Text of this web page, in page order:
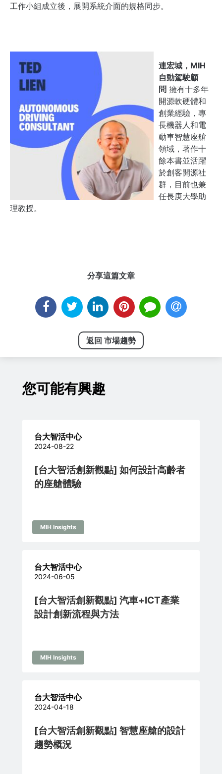
工作小組成立後， 展開系統介面的規格同步。
連宏城，MIH
自動駕駛顧
問 擁有十多年
開源軟硬體和
創業經驗，專
長機器人和電
動車智慧座艙
領域，著作十
餘本書並活躍
於創客開源社
群，目前也兼
任長庚大學助
理教授。
分享這篇文章
返回 市場趨勢
您可能有興趣
台大智活中心
2024-08-22
[台大智活創新觀點] 如何設計高齡者
的座艙體驗
MIH Insights
台大智活中心
2024-06-05
[台大智活創新觀點] 汽車+ICT產業
設計創新流程與方法
MIH Insights
台大智活中心
2024-04-18
[台大智活創新觀點] 智慧座艙的設計
趨勢概況